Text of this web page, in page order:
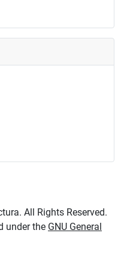
All Rights Reserved.
under the GNU General